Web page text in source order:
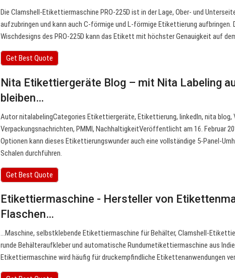
Die Clamshell-Etikettiermaschine PRO-225D ist in der Lage, Ober- und
aufzubringen und kann auch C-förmige und L-förmige Etikettierung aufbringen.
Wischdesigns des PRO-225D kann das Etikett mit höchster Genauigkeit auf
Get Best Quote
Nita Etikettiergeräte Blog – mit Nita Labeling
bleiben…
Autor nitalabelingCategories Etikettiergeräte, Etikettierung, linkedIn, nita blog,
Verpackungsnachrichten, PMMI, NachhaltigkeitVeröffentlicht am 16. Februar
Optionen kann dieses Etikettierungswunder auch eine vollständige 5-Panel-
Schalen durchführen.
Get Best Quote
Etikettiermaschine - Hersteller von
Flaschen…
…Maschine, selbstklebende Etikettiermaschine für Behälter, Clamshell-
runde Behälteraufkleber und automatische Rundumetikettiermaschine aus
Etikettiermaschine wird häufig für druckempfindliche Etikettenanwendungen